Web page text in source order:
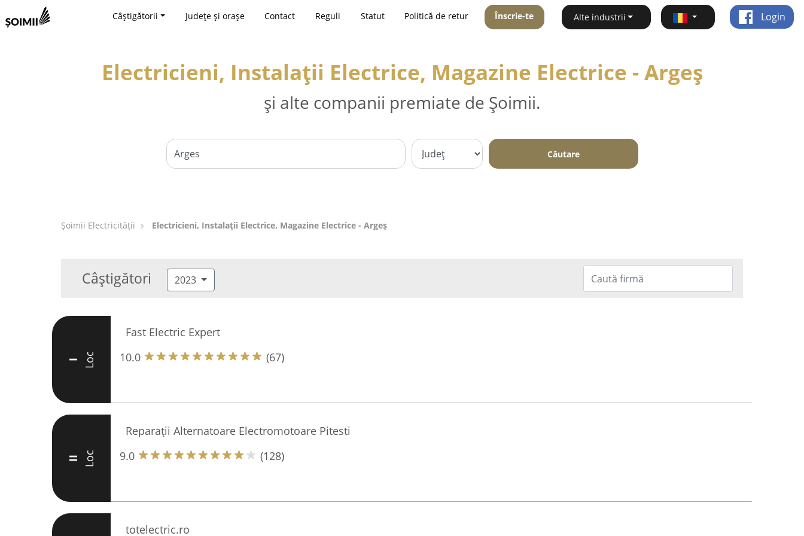
Câștigătorii Județe și orașe Contact Reguli Statut Politică de retur Înscrie-te Alte industrii Login
Electricieni, Instalații Electrice, Magazine Electrice - Argeş
și alte companii premiate de Șoimii.
Căutare
Șoimii Electricității Electricieni, Instalații Electrice, Magazine Electrice - Argeş
Câștigători 2023
I Loc
Fast Electric Expert
10.0
(67)
II Loc
Reparații Alternatoare Electromotoare Pitesti
9.0
(128)
totelectric.ro